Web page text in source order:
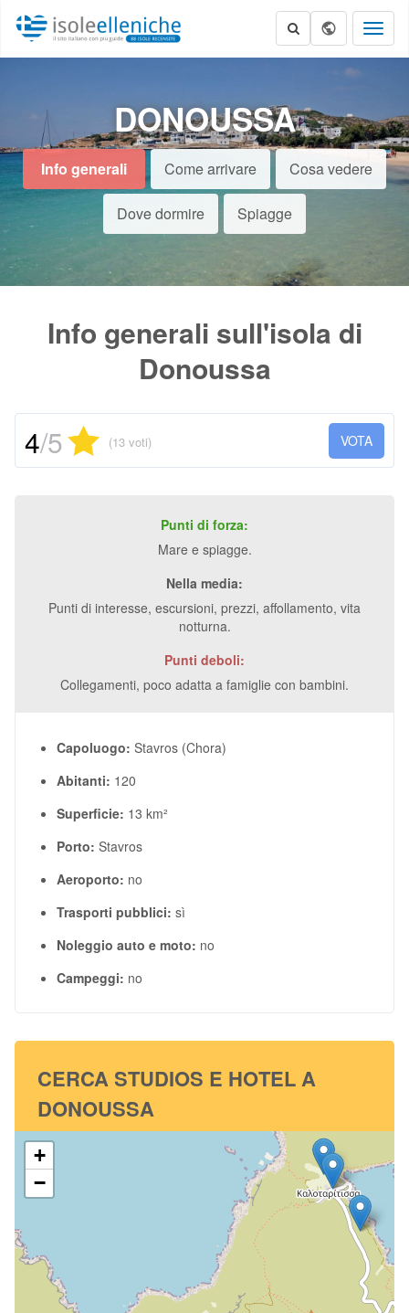
DONOUSSA
Info generali Come arrivare Cosa vedere
Dove dormire Spiagge
Info generali sull'isola di
Donoussa
VOTA
4/5 (13 voti)
Punti di forza:
Mare e spiagge.
Nella media:
Punti di interesse, escursioni, prezzi, affollamento, vita
notturna.
Punti deboli:
Collegamenti, poco adatta a famiglie con bambini.
Capoluogo: Stavros (Chora)
Abitanti: 120
Superficie: 13 km²
Porto: Stavros
Aeroporto: no
Trasporti pubblici: sì
Noleggio auto e moto: no
Campeggi: no
CERCA STUDIOS E HOTEL A
DONOUSSA
+
−